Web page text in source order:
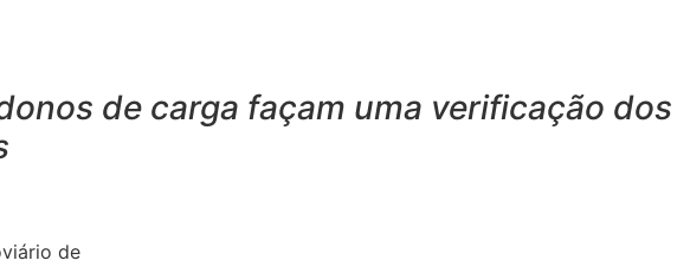
de carga façam uma verificação dos